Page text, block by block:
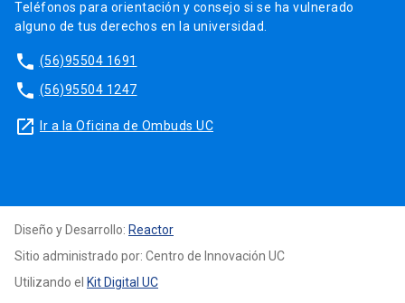
Teléfonos para orientación y consejo si se ha vulnerado
alguno de tus derechos en la universidad.
phone (56)95504 1691
phone (56)95504 1247
launch Ir a la Oficina de Ombuds UC
Diseño y Desarrollo: Reactor
Sitio administrado por: Centro de Innovación UC
Utilizando el Kit Digital UC